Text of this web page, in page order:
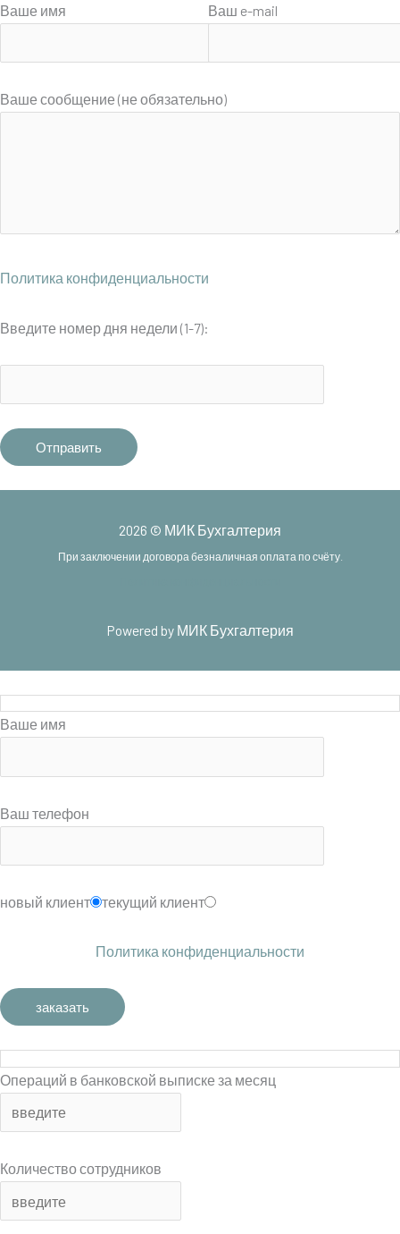
Ваше имя Ваш e-mail
Ваше сообщение (не обязательно)
Политика конфиденциальности
Введите номер дня недели (1-7):
2026 © МИК Бухгалтерия
При заключении договора безналичная оплата по счёту.
Powered by МИК Бухгалтерия
Ваше имя
Ваш телефон
новый клиент текущий клиент
Политика конфиденциальности
Операций в банковской выписке за месяц
Количество сотрудников